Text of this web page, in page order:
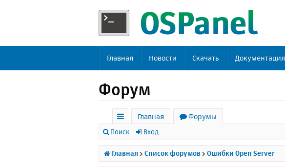
Главная Новости Скачать Документация
Форум
с
ы
л
Главная
Форумы
Поиск Вход
Главная Список форумов Ошибки Open Server